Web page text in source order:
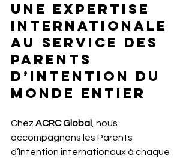
Une expertise
internationale
au service des
Parents
d’Intention du
monde entier
Chez ACRC Global , nous
accompagnons les Parents
d’Intention internationaux à chaque